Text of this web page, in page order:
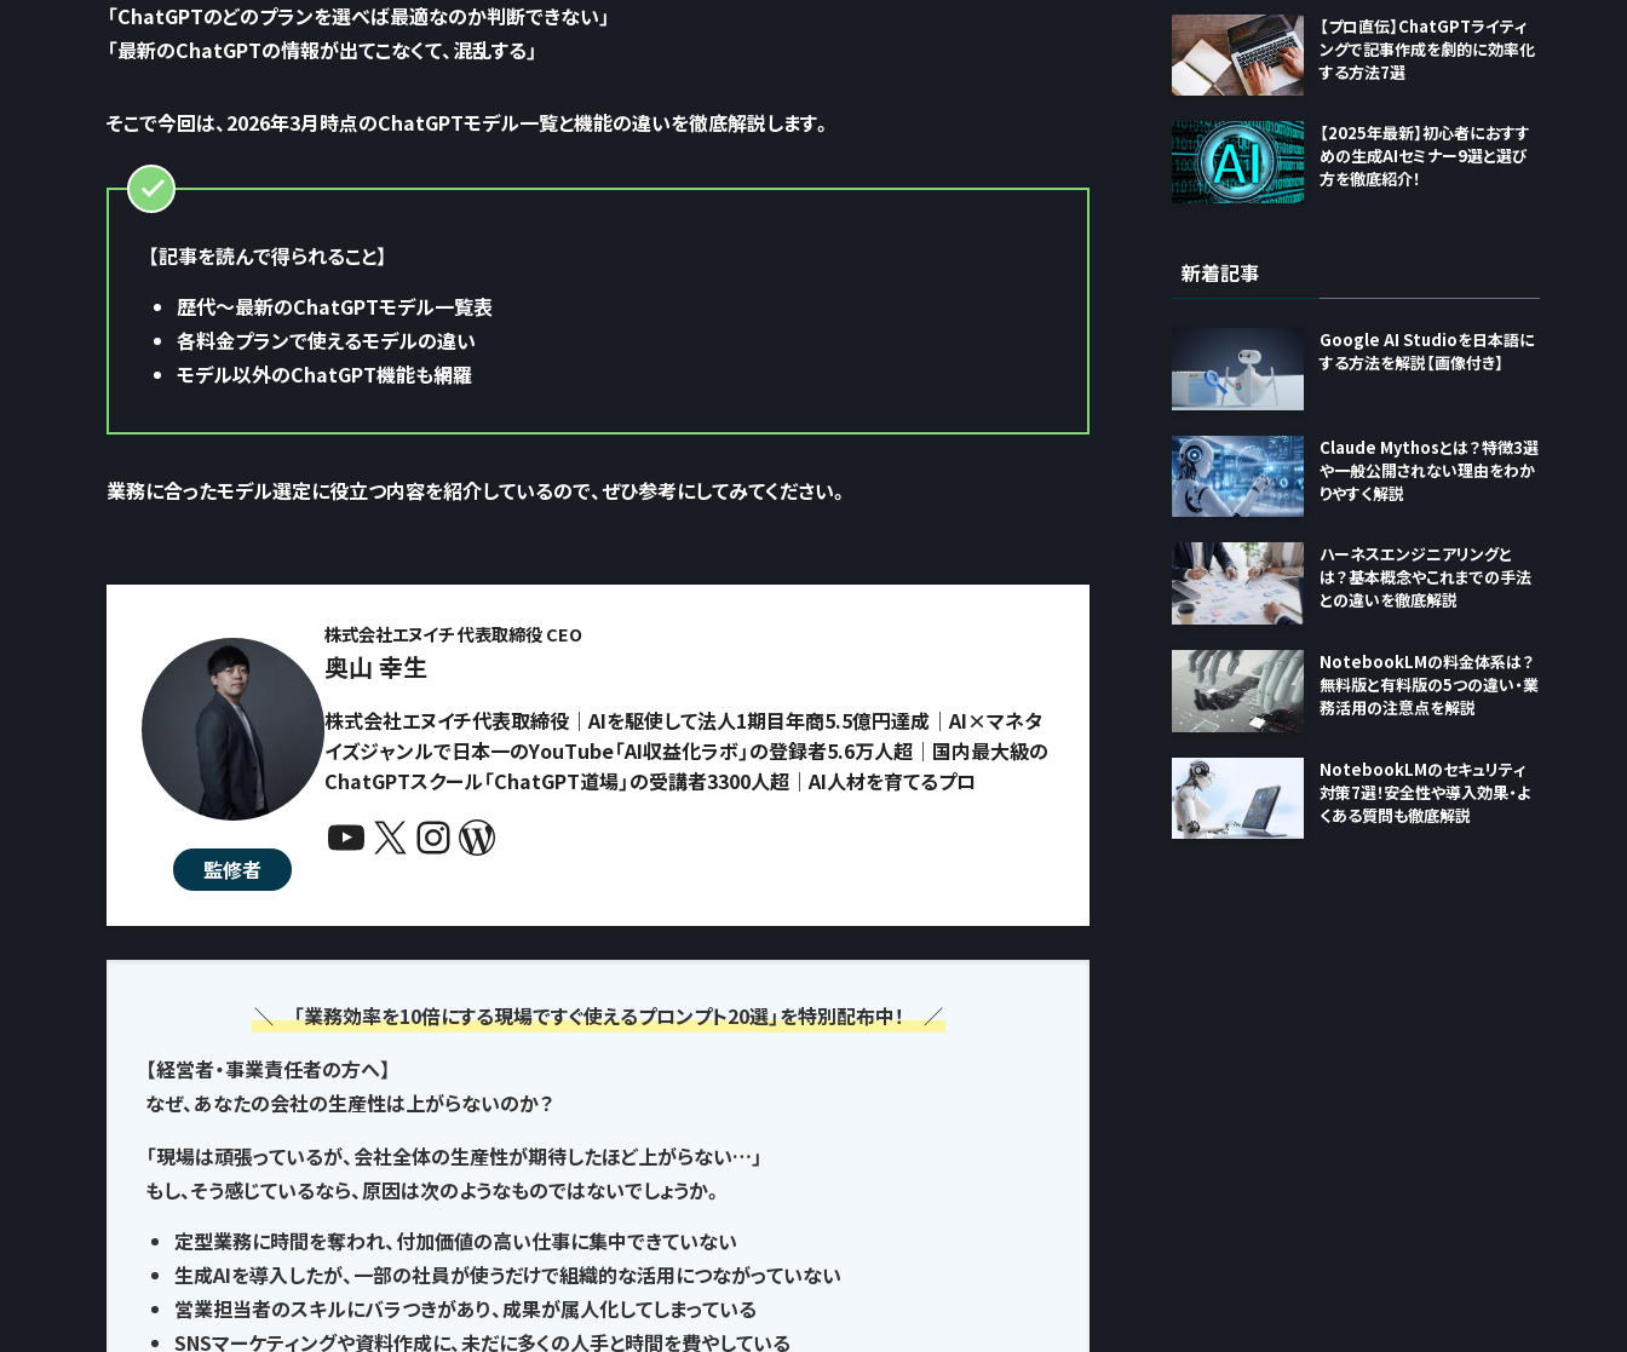
「ChatGPTのどのプランを選べば最適なのか判断できない」
「最新のChatGPTの情報が出てこなくて、混乱する」
そこで今回は、2026年3月時点のChatGPTモデル一覧と機能の違いを徹底解説します。
【記事を読んで得られること】
歴代〜最新のChatGPTモデル一覧表
各料金プランで使えるモデルの違い
モデル以外のChatGPT機能も網羅
業務に合ったモデル選定に役立つ内容を紹介しているので、ぜひ参考にしてみてください。
監修者
株式会社エヌイチ 代表取締役 CEO
奥山 幸生
株式会社エヌイチ代表取締役｜AIを駆使して法人1期目年商5.5億円達成｜AI×マネタ
イズジャンルで日本一のYouTube「AI収益化ラボ」の登録者5.6万人超｜国内最大級の
ChatGPTスクール「ChatGPT道場」の受講者3300人超｜AI人材を育てるプロ
YouTube X InstagramWordPress
＼ 「業務効率を10倍にする現場ですぐ使えるプロンプト20選」を特別配布中！ ／
【経営者・事業責任者の方へ】
なぜ、あなたの会社の生産性は上がらないのか？
「現場は頑張っているが、会社全体の生産性が期待したほど上がらない…」
もし、そう感じているなら、 原因は次のようなものではないでしょうか。
定型業務に時間を奪われ、付加価値の高い仕事に集中できていない
生成AIを導入したが、一部の社員が使うだけで組織的な活用につながっていない
営業担当者のスキルにバラつきがあり、 成果が属人化してしまっている
SNSマーケティングや資料作成に、未だに多くの人手と時間を費やしている
【プロ直伝】ChatGPTライティ
ングで記事作成を劇的に効率化
する方法7選
【2025年最新】初心者におすす
めの生成AIセミナー9選と選び
方を徹底紹介！
新着記事
Google AI Studioを日本語に
する方法を解説【画像付き】
Claude Mythosとは？特徴3選
や一般公開されない理由をわか
りやすく解説
ハーネスエンジニアリングと
は？基本概念やこれまでの手法
との違いを徹底解説
NotebookLMの料金体系は？
無料版と有料版の5つの違い・業
務活用の注意点を解説
NotebookLMのセキュリティ
対策7選！安全性や導入効果・よ
くある質問も徹底解説